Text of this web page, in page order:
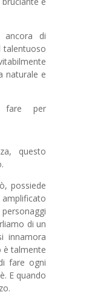
ancora di
talentuoso
naturale e
fare per
questo
possiede
di un
innamora
è talmente
fare ogni
E quando